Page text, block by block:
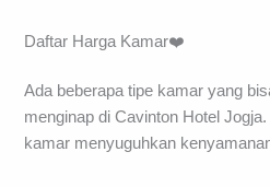
Daftar Harga Kamar❤️
Ada beberapa tipe kamar yang
menginap di Cavinton Hotel
kamar menyuguhkan